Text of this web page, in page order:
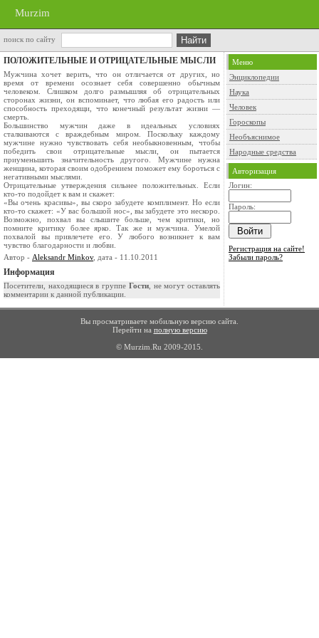
Murzim
поиск по сайту
ПОЛОЖИТЕЛЬНЫЕ И ОТРИЦАТЕЛЬНЫЕ МЫСЛИ
Мужчина хочет верить, что он отличается от других, но
время от времени осознает себя совер­шенно обычным
человеком. Слишком долго раз­мышляя об отрицательных
сторонах жизни, он вспоминает, что любая его радость или
способ­ность преходящи, что конечный результат жизни —
смерть.
Большинство мужчин даже в идеальных усло­виях
сталкиваются с враждебным миром. По­скольку каждому
мужчине нужно чувствовать се­бя необыкновенным, чтобы
победить свои отрица­тельные мысли, он пытается
приуменьшить зна­чительность другого. Мужчине нужна
женщина, которая своим одобрением поможет ему бороться с
негативными мыслями.
Отрицательные утверждения сильнее поло­жительных. Если
кто-то подойдет к вам и скажет:
«Вы очень красивы», вы скоро забудете компли­мент. Но если
кто-то скажет: «У вас большой нос», вы забудете это нескоро.
Возможно, похвал вы слышите больше, чем критики, но
помните крити­ку более ярко. Так же и мужчина. Умелой
похва­лой вы привлечете его. У любого возникнет к вам
чувство благодарности и любви.
Автор - Aleksandr Minkov, дата - 11.10.2011
Информация
Посетители, находящиеся в группе Гости, не могут оставлять
комментарии к данной публикации.
Меню
Энциклопедии
Наука
Человек
Гороскопы
Необъяснимое
Народные средства
Авторизация
Логин:
Пароль:
Регистрация на сайте!
Забыли пароль?
Вы просматриваете мобильную версию сайта.
Перейти на полную версию
© Murzim.Ru 2009-2015.